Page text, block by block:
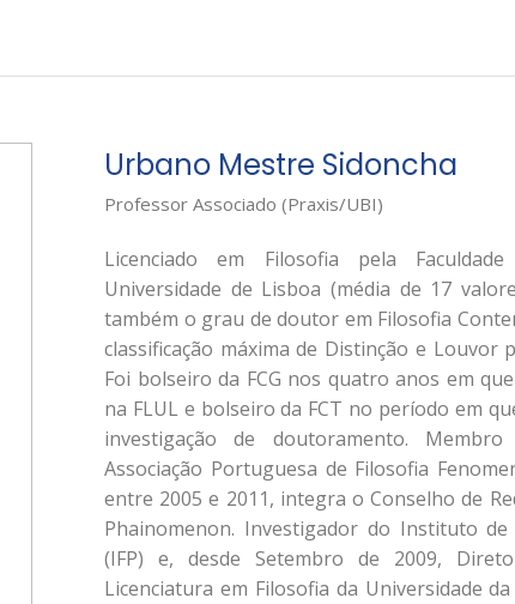
Urbano Mestre Sidoncha
Professor Associado (Praxis/UBI)
Licenciado em Filosofia pela
Universidade de Lisboa (média de 17
também o grau de doutor em Filosofia
classificação máxima de Distinção e Louvor
Foi bolseiro da FCG nos quatro anos em
na FLUL e bolseiro da FCT no período em
investigação de doutoramento.
Associação Portuguesa de Filosofia
entre 2005 e 2011, integra o Conselho de
Phainomenon. Investigador do Instituto de
(IFP) e, desde Setembro de 2009,
Licenciatura em Filosofia da Universidade